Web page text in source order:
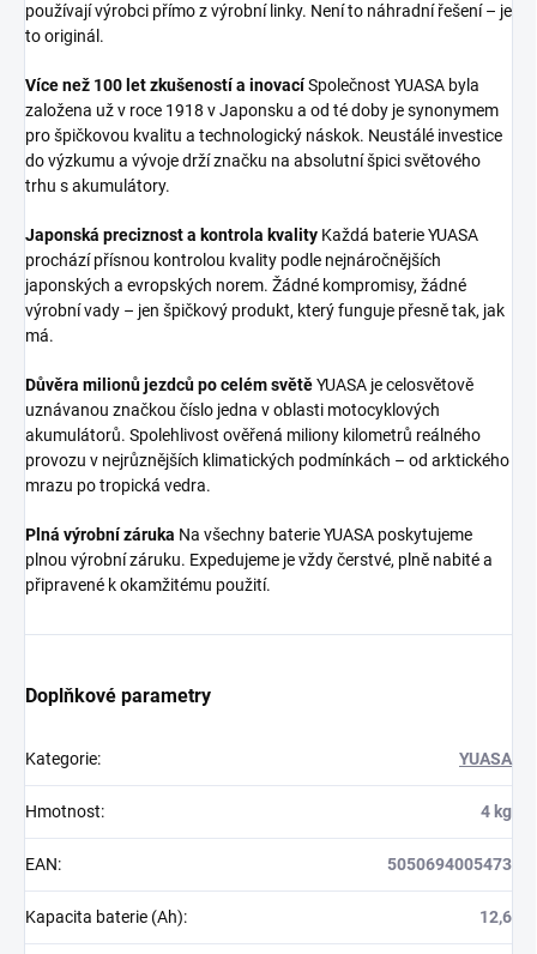
používají výrobci přímo z výrobní linky. Není to náhradní řešení – je
to originál.
Více než 100 let zkušeností a inovacíSpolečnost YUASA byla
založena už v roce 1918 v Japonsku a od té doby je synonymem
pro špičkovou kvalitu a technologický náskok. Neustálé investice
do výzkumu a vývoje drží značku na absolutní špici světového
trhu s akumulátory.
Japonská preciznost a kontrola kvality Každá baterie YUASA
prochází přísnou kontrolou kvality podle nejnáročnějších
japonských a evropských norem. Žádné kompromisy, žádné
výrobní vady – jen špičkový produkt, který funguje přesně tak, jak
má.
Důvěra milionů jezdců po celém světěYUASA je celosvětově
uznávanou značkou číslo jedna v oblasti motocyklových
akumulátorů. Spolehlivost ověřená miliony kilometrů reálného
provozu v nejrůznějších klimatických podmínkách – od arktického
mrazu po tropická vedra.
Plná výrobní záruka Na všechny baterie YUASA poskytujeme
plnou výrobní záruku. Expedujeme je vždy čerstvé, plně nabité a
připravené k okamžitému použití.
Doplňkové parametry
Kategorie: YUASA
Hmotnost: 4 kg
EAN: 5050694005473
Kapacita baterie (Ah): 12,6